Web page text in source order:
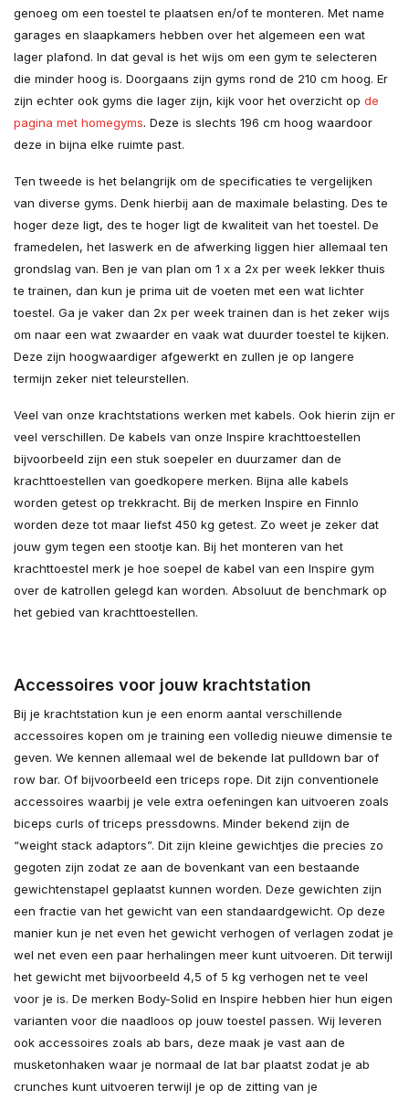
genoeg om een toestel te plaatsen en/of te monteren. Met name
garages en slaapkamers hebben over het algemeen een wat
lager plafond. In dat geval is het wijs om een gym te selecteren
die minder hoog is. Doorgaans zijn gyms rond de 210 cm hoog. Er
zijn echter ook gyms die lager zijn, kijk voor het overzicht op de
pagina met homegyms. Deze is slechts 196 cm hoog waardoor
deze in bijna elke ruimte past.
Ten tweede is het belangrijk om de specificaties te vergelijken
van diverse gyms. Denk hierbij aan de maximale belasting. Des te
hoger deze ligt, des te hoger ligt de kwaliteit van het toestel. De
framedelen, het laswerk en de afwerking liggen hier allemaal ten
grondslag van. Ben je van plan om 1 x a 2x per week lekker thuis
te trainen, dan kun je prima uit de voeten met een wat lichter
toestel. Ga je vaker dan 2x per week trainen dan is het zeker wijs
om naar een wat zwaarder en vaak wat duurder toestel te kijken.
Deze zijn hoogwaardiger afgewerkt en zullen je op langere
termijn zeker niet teleurstellen.
Veel van onze krachtstations werken met kabels. Ook hierin zijn er
veel verschillen. De kabels van onze Inspire krachttoestellen
bijvoorbeeld zijn een stuk soepeler en duurzamer dan de
krachttoestellen van goedkopere merken. Bijna alle kabels
worden getest op trekkracht. Bij de merken Inspire en Finnlo
worden deze tot maar liefst 450 kg getest. Zo weet je zeker dat
jouw gym tegen een stootje kan. Bij het monteren van het
krachttoestel merk je hoe soepel de kabel van een Inspire gym
over de katrollen gelegd kan worden. Absoluut de benchmark op
het gebied van krachttoestellen.
Accessoires voor jouw krachtstation
Bij je krachtstation kun je een enorm aantal verschillende
accessoires kopen om je training een volledig nieuwe dimensie te
geven. We kennen allemaal wel de bekende lat pulldown bar of
row bar. Of bijvoorbeeld een triceps rope. Dit zijn conventionele
accessoires waarbij je vele extra oefeningen kan uitvoeren zoals
biceps curls of triceps pressdowns. Minder bekend zijn de
“weight stack adaptors”. Dit zijn kleine gewichtjes die precies zo
gegoten zijn zodat ze aan de bovenkant van een bestaande
gewichtenstapel geplaatst kunnen worden. Deze gewichten zijn
een fractie van het gewicht van een standaardgewicht. Op deze
manier kun je net even het gewicht verhogen of verlagen zodat je
wel net even een paar herhalingen meer kunt uitvoeren. Dit terwijl
het gewicht met bijvoorbeeld 4,5 of 5 kg verhogen net te veel
voor je is. De merken Body-Solid en Inspire hebben hier hun eigen
varianten voor die naadloos op jouw toestel passen. Wij leveren
ook accessoires zoals ab bars, deze maak je vast aan de
musketonhaken waar je normaal de lat bar plaatst zodat je ab
crunches kunt uitvoeren terwijl je op de zitting van je